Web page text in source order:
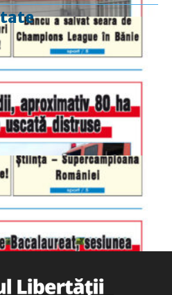
9.00 - 17.00
9.00 - 12.00